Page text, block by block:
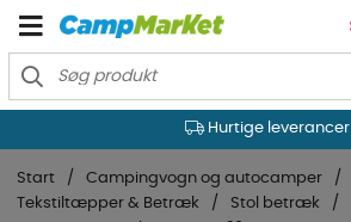
Hurtige leverancer
Start
Campingvogn og autocamper
Tekstiltæpper & Betræk
Stol betræk